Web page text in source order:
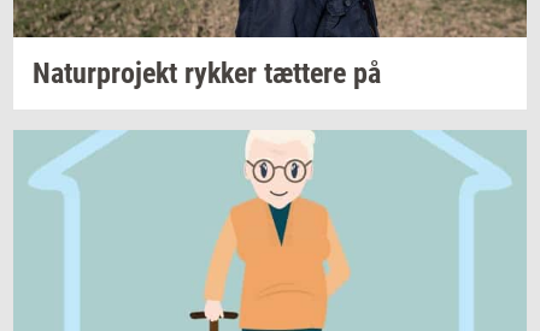
Na­tur­pro­jekt ryk­ker tæt­te­re på